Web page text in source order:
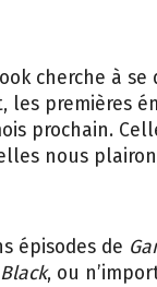
cherche à
les premières
prochain.
nous
épisodes de
, ou